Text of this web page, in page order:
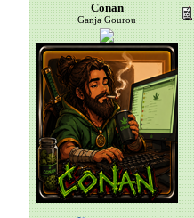
Conan
Ganja Gourou